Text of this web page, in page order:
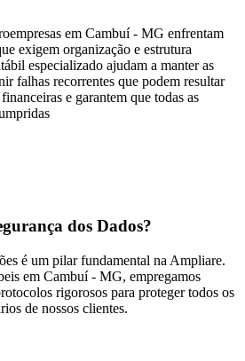
em Cambuí - MG enfrentam
exigem organização e estrutura
especializado ajudam a manter as
falhas recorrentes que podem resultar
e garantem que todas as
dos Dados?
é um pilar fundamental na Ampliare.
em Cambuí - MG, empregamos
rigorosos para proteger todos os
de nossos clientes.